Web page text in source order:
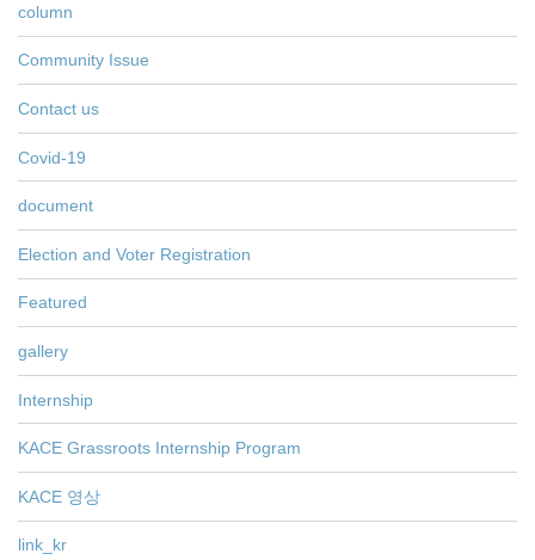
column
Community Issue
Contact us
Covid-19
document
Election and Voter Registration
Featured
gallery
Internship
KACE Grassroots Internship Program
KACE 영상
link_kr